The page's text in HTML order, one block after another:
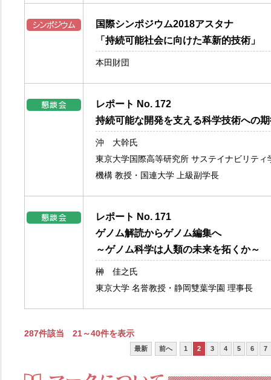
国際シンポジウム2018アスタナ
「持続可能社会に向けた革新的技術」
本田財団
レポート No. 172
持続可能な開発を支える科学技術への
沖 大幹氏
東京大学国際高等研究所 サステイナビリティ
機構 教授・国連大学 上級副学長
レポート No. 171
ゲノム解読からゲノム編集へ
～ゲノム科学は人類の未来を拓くか～
榊 佳之氏
東京大学 名誉教授・静岡雙葉学園 理事長
287件該当 21～40件を表示
最新 前へ 1 2 3 4 5 6 7